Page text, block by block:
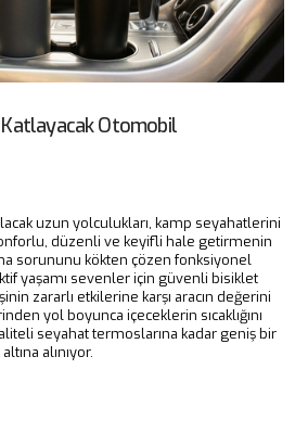
Katlayacak Otomobil
uzun yolculukları, kamp seyahatlerini
düzenli ve keyifli hale getirmenin
sorununu kökten çözen fonksiyonel
yaşamı sevenler için güvenli bisiklet
zararlı etkilerine karşı aracın değerini
yol boyunca içeceklerin sıcaklığını
seyahat termoslarına kadar geniş bir
alınıyor.